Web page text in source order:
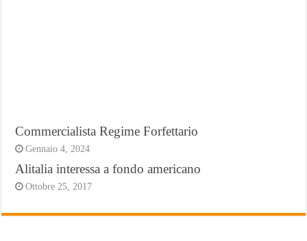
Commercialista Regime Forfettario
Gennaio 4, 2024
Alitalia interessa a fondo americano
Ottobre 25, 2017